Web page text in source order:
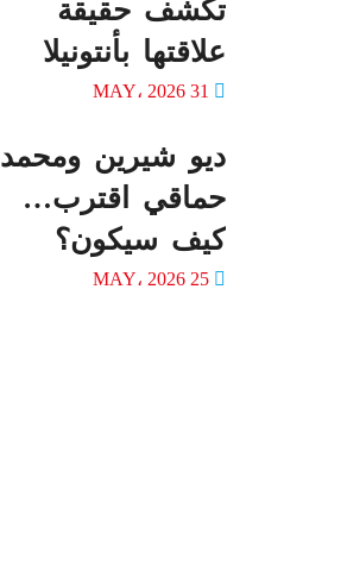
تكشف حقيقة
علاقتها بأنتونيلا
ديو شيرين ومحمد
حماقي اقترب…
كيف سيكون؟